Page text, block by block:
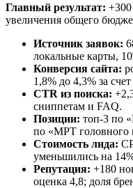
Главный результат: +300
увеличения общего
Источник заявок:
локальные карты,
Конверсия сайта:
1,8% до 4,3% за
CTR из поиска:
сниппетам и FAQ.
Позиции: топ‑3 по
по «МРТ головного
Стоимость лида:
уменьшились на
Репутация: +180
оценка 4,8; доля